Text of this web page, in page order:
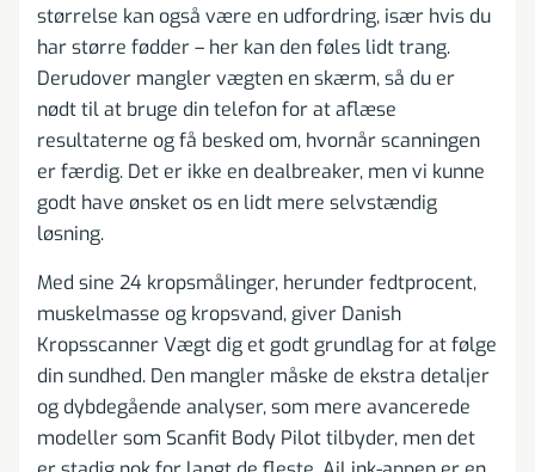
størrelse kan også være en udfordring, især hvis du
har større fødder – her kan den føles lidt trang.
Derudover mangler vægten en skærm, så du er
nødt til at bruge din telefon for at aflæse
resultaterne og få besked om, hvornår scanningen
er færdig. Det er ikke en dealbreaker, men vi kunne
godt have ønsket os en lidt mere selvstændig
løsning.
Med sine 24 kropsmålinger, herunder fedtprocent,
muskelmasse og kropsvand, giver Danish
Kropsscanner Vægt dig et godt grundlag for at følge
din sundhed. Den mangler måske de ekstra detaljer
og dybdegående analyser, som mere avancerede
modeller som Scanfit Body Pilot tilbyder, men det